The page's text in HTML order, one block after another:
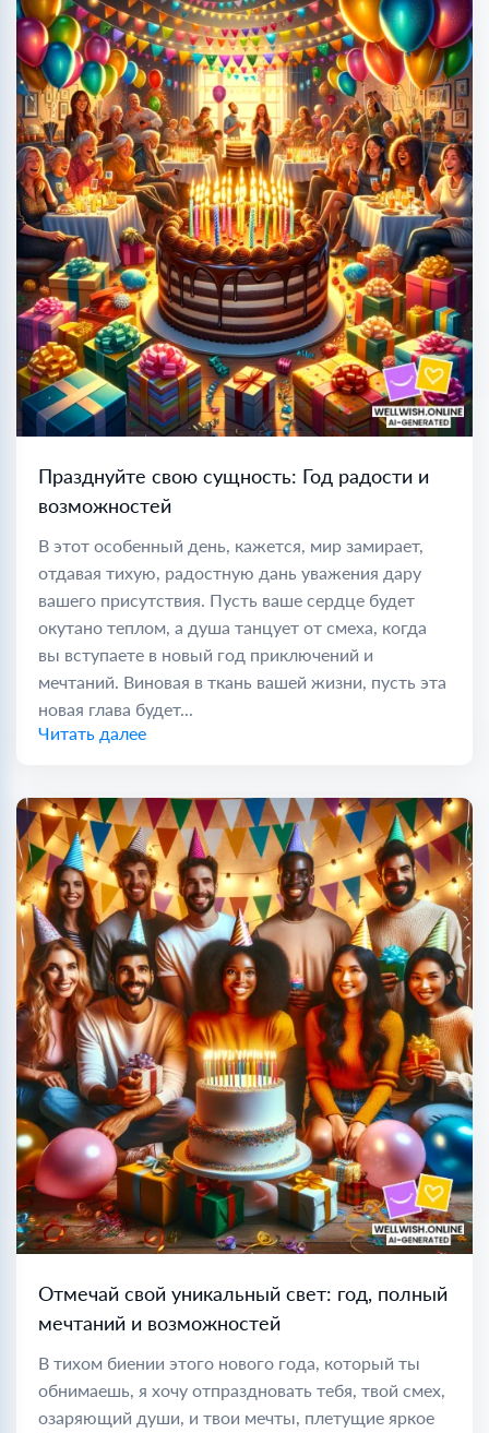
Празднуйте свою сущность: Год радости и
возможностей
В этот особенный день, кажется, мир замирает,
отдавая тихую, радостную дань уважения дару
вашего присутствия. Пусть ваше сердце будет
окутано теплом, а душа танцует от смеха, когда
вы вступаете в новый год приключений и
мечтаний. Виновая в ткань вашей жизни, пусть эта
новая глава будет...
Читать далее
Отмечай свой уникальный свет: год, полный
мечтаний и возможностей
В тихом биении этого нового года, который ты
обнимаешь, я хочу отпраздновать тебя, твой смех,
озаряющий души, и твои мечты, плетущие яркое